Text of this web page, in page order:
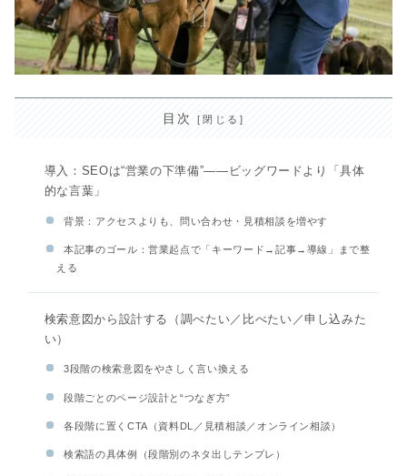
目次
導入：SEOは“営業の下準備”――ビッグワードより「具体
的な言葉」
背景：アクセスよりも、問い合わせ・見積相談を増やす
本記事のゴール：営業起点で「キーワード→記事→導線」まで整
える
検索意図から設計する（調べたい／比べたい／申し込みた
い）
3段階の検索意図をやさしく言い換える
段階ごとのページ設計と“つなぎ方”
各段階に置くCTA（資料DL／見積相談／オンライン相談）
検索語の具体例（段階別のネタ出しテンプレ）